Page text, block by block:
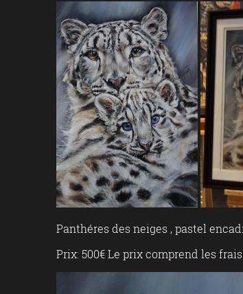
Panthéres des neiges , pastel
Prix: 500€ Le prix comprend les